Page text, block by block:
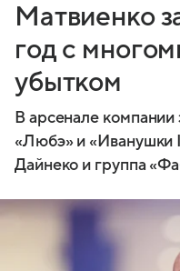
Матвиенко
год с
убытком
В арсенале компании
«Любэ» и «Иванушки
Дайнеко и группа